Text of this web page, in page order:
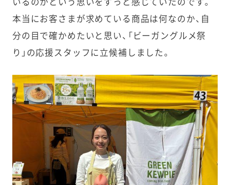
いるのかという思いをずっと感じていたのです。
本当にお客さまが求めている商品は何なのか、自
分の目で確かめたいと思い、「ビーガングルメ祭
り」の応援スタッフに立候補しました。